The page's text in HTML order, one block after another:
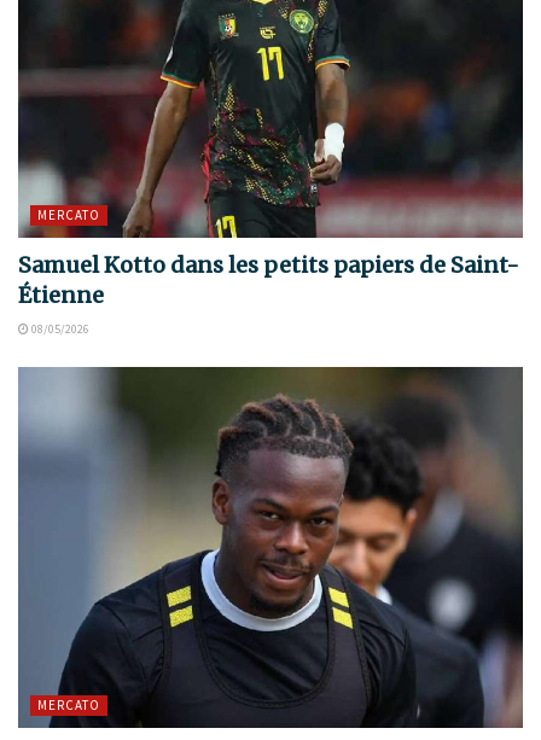
MERCATO
Samuel Kotto dans les petits papiers de Saint-
Étienne
08/05/2026
MERCATO